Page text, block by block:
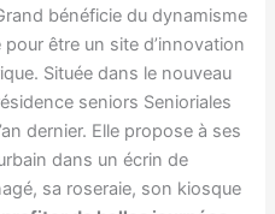
bénéficie du dynamisme
être un site d’innovation
Située dans le nouveau
seniors Senioriales
dernier. Elle propose à ses
dans un écrin de
sa roseraie, son kiosque